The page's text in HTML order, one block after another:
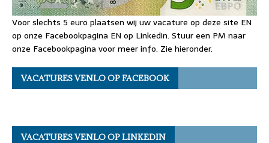
Voor slechts 5 euro plaatsen wij uw vacature op deze site EN
op onze Facebookpagina EN op Linkedin. Stuur een PM naar
onze Facebookpagina voor meer info. Zie hieronder.
VACATURES VENLO OP FACEBOOK
VACATURES VENLO OP LINKEDIN